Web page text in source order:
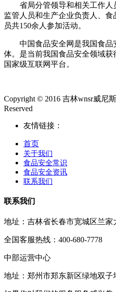
省局分管领导和相关工作人
监管人员和生产企业负责人、食
员共150余人参加活动。
中国食品安全网是我国食品
体。是当前我国食品安全领域
国家级互联网平台。
Copyright © 2016 吉林wnsr威尼
Reserved
友情链接：
首页
关于我们
食品安全常识
食品安全资讯
联系我们
联系我们
地址：吉林省长春市宽城区兰家
全国客服热线：400-680-7778
中部运营中心
地址：郑州市郑东新区绿地双子